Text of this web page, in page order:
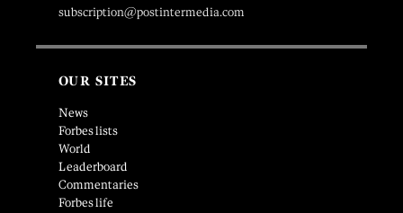
subscription@postintermedia.com
OUR SITES
News
Forbes lists
World
Leaderboard
Commentaries
Forbes life